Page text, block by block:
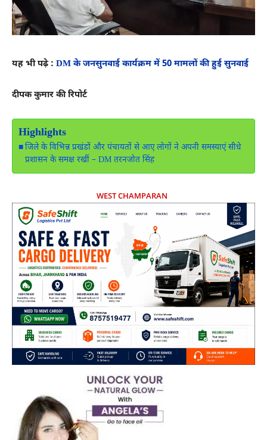
यह भी पढ़े : DM के जनसुनवाई कार्यक्रम में 50 मामलों की हुई सुनवाई
दीपक कुमार की रिपोर्ट
Highlights
जिले के विभिन्न प्रखंडों और पंचायतों से आए लोगों ने अपनी समस्याएं सीधे
प्रशासन के समक्ष रखीं – DM तरनजोत सिंह
WEST CHAMPARAN